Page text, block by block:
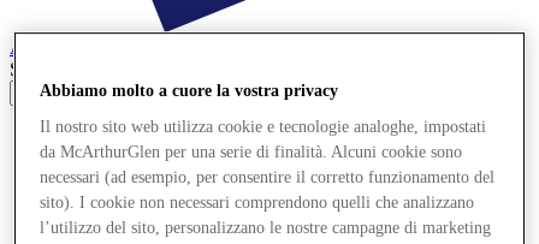
Ashford
Search input
Negozi
Offerte
Pianifica la tua visita
Cosa c'è in programma
Mangia e Bevi
Abbiamo molto a cuore la vostra privacy
Il nostro sito web utilizza cookie e tecnologie analoghe, impostati
da McArthurGlen per una serie di finalità. Alcuni cookie sono
necessari (ad esempio, per consentire il corretto funzionamento del
sito). I cookie non necessari comprendono quelli che analizzano
l’utilizzo del sito, personalizzano le nostre campagne di marketing